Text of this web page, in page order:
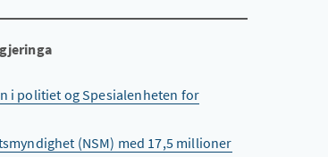
i politiet og Spesialenheten for
(NSM) med 17,5 millioner